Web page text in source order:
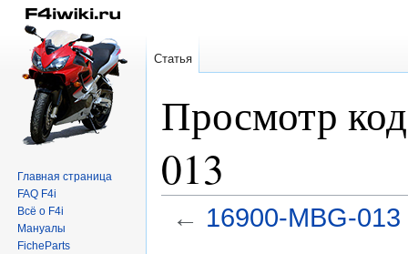
Просмотр
013
← 16900-MBG-013
Статья
Главная страница
FAQ F4i
Всё о F4i
Мануалы
FicheParts